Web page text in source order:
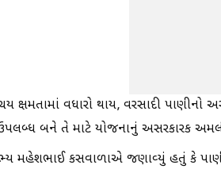
ક્ષમતામાં વધારો થાય, વરસાદી
બને તે માટે યોજનાનું અસરકારક
મહેશભાઈ કસવાળાએ જણાવ્યું હતું કે